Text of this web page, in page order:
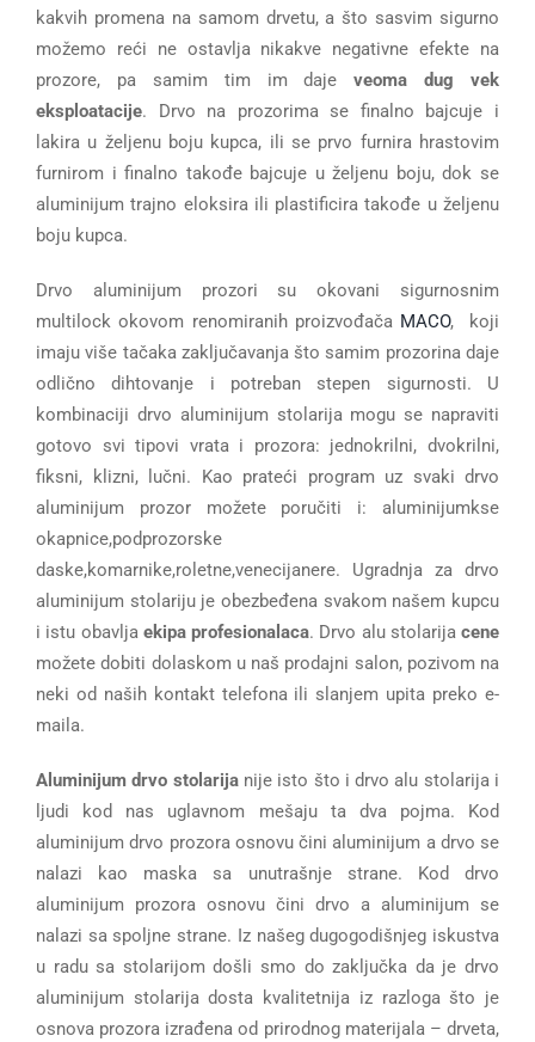
kakvih promena na samom drvetu, a što sasvim sigurno
možemo reći ne ostavlja nikakve negativne efekte na
prozore, pa samim tim im dajeveoma dug vek
eksploatacije. Drvo na prozorima se finalno bajcuje i
lakira u željenu boju kupca, ili se prvo furnira hrastovim
furnirom i finalno takođe bajcuje u željenu boju, dok se
aluminijum trajno eloksira ili plastificira takođe u željenu
boju kupca.
Drvo aluminijum prozori su okovani sigurnosnim
multilock okovom renomiranih proizvođača MACO, koji
imaju više tačaka zaključavanja što samim prozorina daje
odlično dihtovanje i potreban stepen sigurnosti. U
kombinaciji drvo aluminijum stolarija mogu se napraviti
gotovo svi tipovi vrata i prozora: jednokrilni, dvokrilni,
fiksni, klizni, lučni. Kao prateći program uz svaki drvo
aluminijum prozor možete poručiti i: aluminijumkse
okapnice,podprozorske
daske,komarnike,roletne,venecijanere. Ugradnja za drvo
aluminijum stolariju je obezbeđena svakom našem kupcu
i istu obavlja ekipa profesionalaca. Drvo alu stolarija cene
možete dobiti dolaskom u naš prodajni salon, pozivom na
neki od naših kontakt telefona ili slanjem upita preko e-
maila.
Aluminijum drvo stolarijanije isto što i drvo alu stolarija i
ljudi kod nas uglavnom mešaju ta dva pojma. Kod
aluminijum drvo prozora osnovu čini aluminijum a drvo se
nalazi kao maska sa unutrašnje strane. Kod drvo
aluminijum prozora osnovu čini drvo a aluminijum se
nalazi sa spoljne strane. Iz našeg dugogodišnjeg iskustva
u radu sa stolarijom došli smo do zaključka da je drvo
aluminijum stolarija dosta kvalitetnija iz razloga što je
osnova prozora izrađena od prirodnog materijala – drveta,